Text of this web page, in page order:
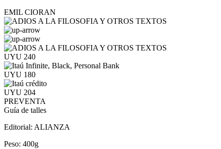
EMIL CIORAN
UYU 240
UYU 180
UYU 204
PREVENTA
Guía de talles
Editorial: ALIANZA
Peso: 400g